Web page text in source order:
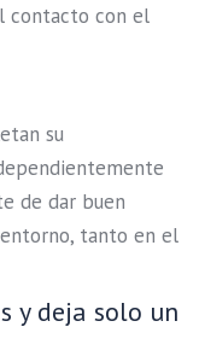
contacto con el
su
de dar buen
tanto en el
y deja solo un